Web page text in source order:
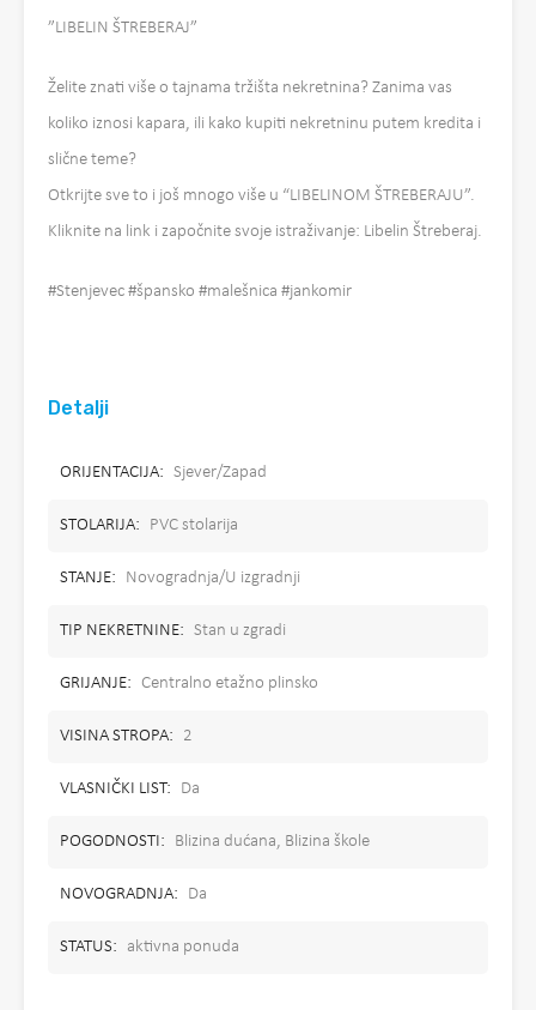
”LIBELIN ŠTREBERAJ”
Želite znati više o tajnama tržišta nekretnina? Zanima vas
koliko iznosi kapara, ili kako kupiti nekretninu putem kredita i
slične teme?
Otkrijte sve to i još mnogo više u “LIBELINOM ŠTREBERAJU”.
Kliknite na link i započnite svoje istraživanje: Libelin Štreberaj.
#Stenjevec #špansko #malešnica #jankomir
Detalji
ORIJENTACIJA: Sjever/Zapad
STOLARIJA: PVC stolarija
STANJE: Novogradnja/U izgradnji
TIP NEKRETNINE: Stan u zgradi
GRIJANJE: Centralno etažno plinsko
VISINA STROPA: 2
VLASNIČKI LIST: Da
POGODNOSTI: Blizina dućana, Blizina škole
NOVOGRADNJA: Da
STATUS: aktivna ponuda